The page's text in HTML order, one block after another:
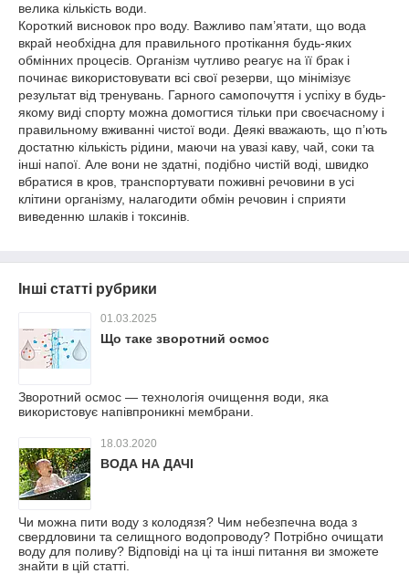
велика кількість води.
Короткий висновок про воду. Важливо пам’ятати, що вода
вкрай необхідна для правильного протікання будь-яких
обмінних процесів. Організм чутливо реагує на її брак і
починає використовувати всі свої резерви, що мінімізує
результат від тренувань. Гарного самопочуття і успіху в будь-
якому виді спорту можна домогтися тільки при своєчасному і
правильному вживанні чистої води. Деякі вважають, що п’ють
достатню кількість рідини, маючи на увазі каву, чай, соки та
інші напої. Але вони не здатні, подібно чистій воді, швидко
вбратися в кров, транспортувати поживні речовини в усі
клітини організму, налагодити обмін речовин і сприяти
виведенню шлаків і токсинів.
Інші статті рубрики
01.03.2025
Що таке зворотний осмос
Зворотний осмос — технологія очищення води, яка
використовує напівпроникні мембрани.
18.03.2020
ВОДА НА ДАЧІ
Чи можна пити воду з колодязя? Чим небезпечна вода з
свердловини та селищного водопроводу? Потрібно очищати
воду для поливу? Відповіді на ці та інші питання ви зможете
знайти в цій статті.